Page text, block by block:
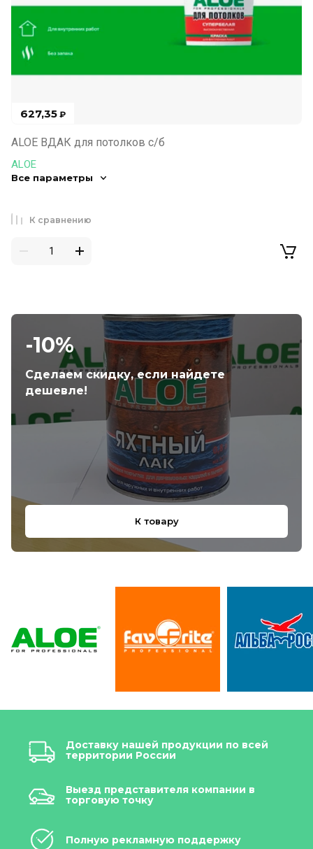
-10%
Сделаем скидку, если найдете
дешевле!
К товару
627,35 ₽
ALOE ВДАК для потолков с/б
ALOE
Все параметры
К сравнению
Доставку нашей продукции по всей
территории России
Выезд представителя компании в
торговую точку
Полную рекламную поддержку